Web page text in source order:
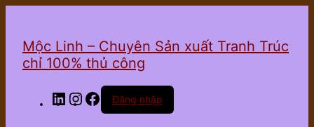
Mộc Linh – Chuyên Sản xuất Tranh Trúc
chỉ 100% thủ công
LinkedInInstagramFacebook
Đăng nhập